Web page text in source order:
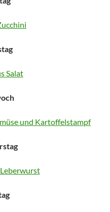
Salat
und Kartoffelstampf